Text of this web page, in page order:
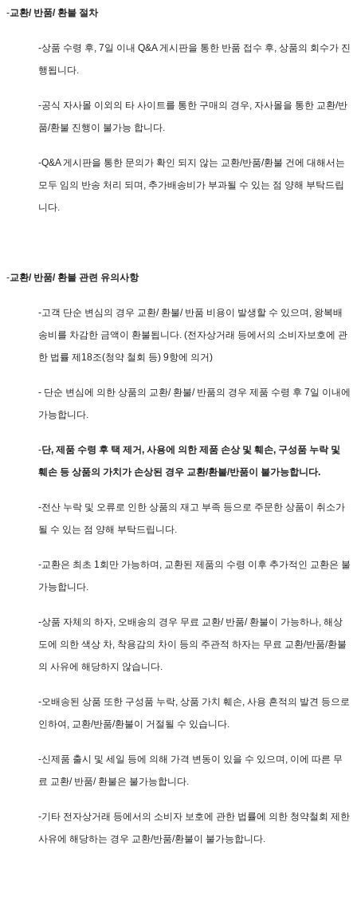
-교환/ 반품/ 환불 절차
-상품 수령 후, 7일 이내 Q&A 게시판을 통한 반품 접수 후, 상품의 회수가 진
행됩니다.
-공식 자사몰 이외의 타 사이트를 통한 구매의 경우, 자사몰을 통한 교환/반
품/환불 진행이 불가능 합니다.
-Q&A 게시판을 통한 문의가 확인 되지 않는 교환/반품/환불 건에 대해서는
모두 임의 반송 처리 되며, 추가배송비가 부과될 수 있는 점 양해 부탁드립
니다.
-교환/ 반품/ 환불 관련 유의사항
-고객 단순 변심의 경우 교환/ 환불/ 반품 비용이 발생할 수 있으며, 왕복배
송비를 차감한 금액이 환불됩니다. (전자상거래 등에서의 소비자보호에 관
한 법률 제18조(청약 철회 등) 9항에 의거)
- 단순 변심에 의한 상품의 교환/ 환불/ 반품의 경우 제품 수령 후 7일 이내에
가능합니다.
-단, 제품 수령 후 택 제거, 사용에 의한 제품 손상 및 훼손, 구성품 누락 및
훼손 등 상품의 가치가 손상된 경우 교환/환불/반품이 불가능합니다.
-전산 누락 및 오류로 인한 상품의 재고 부족 등으로 주문한 상품이 취소가
될 수 있는 점 양해 부탁드립니다.
-교환은 최초 1회만 가능하며, 교환된 제품의 수령 이후 추가적인 교환은 불
가능합니다.
-상품 자체의 하자, 오배송의 경우 무료 교환/ 반품/ 환불이 가능하나, 해상
도에 의한 색상 차, 착용감의 차이 등의 주관적 하자는 무료 교환/반품/환불
의 사유에 해당하지 않습니다.
-오배송된 상품 또한 구성품 누락, 상품 가치 훼손, 사용 흔적의 발견 등으로
인하여, 교환/반품/환불이 거절될 수 있습니다.
-신제품 출시 및 세일 등에 의해 가격 변동이 있을 수 있으며, 이에 따른 무
료 교환/ 반품/ 환불은 불가능합니다.
-기타 전자상거래 등에서의 소비자 보호에 관한 법률에 의한 청약철회 제한
사유에 해당하는 경우 교환/반품/환불이 불가능합니다.